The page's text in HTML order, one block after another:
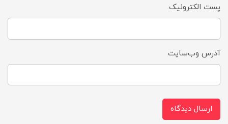
پست الکترونیک
آدرس وب‌سایت
ارسال دیدگاه